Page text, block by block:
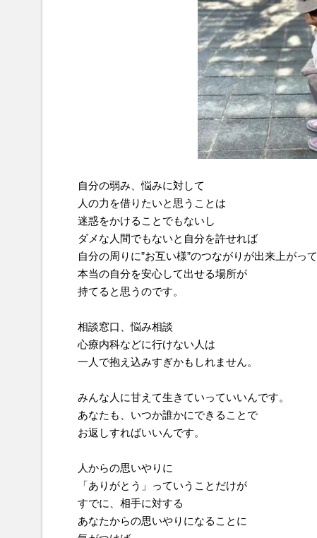
自分の弱み、悩みに対して
人の力を借りたいと思うことは
迷惑をかけることでもないし
ダメな人間でもないと自分を許せれば
自分の周りに”お互い様”のつながりが出来上がって
本当の自分を安心して出せる場所が
持てると思うのです。
相談窓口、悩み相談
心療内科などに行けない人は
一人で抱え込みすぎかもしれません。
みんな人に甘えて生きていっていいんです。
あなたも、いつか誰かにできることで
お返しすればいいんです。
人からの思いやりに
「ありがとう」っていうことだけが
すでに、相手に対する
あなたからの思いやりになることに